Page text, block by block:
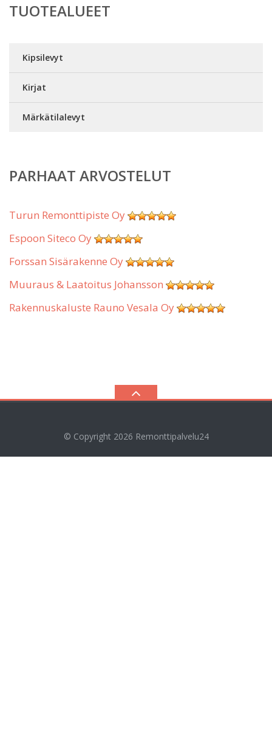
TUOTEALUEET
Kipsilevyt
Kirjat
Märkätilalevyt
PARHAAT ARVOSTELUT
Turun Remonttipiste Oy
Espoon Siteco Oy
Forssan Sisärakenne Oy
Muuraus & Laatoitus Johansson
Rakennuskaluste Rauno Vesala Oy
© Copyright 2026 Remonttipalvelu24